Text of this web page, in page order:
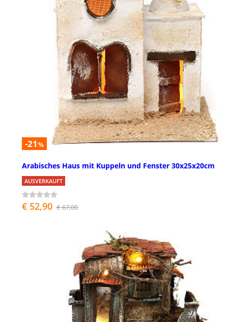
-21 %
Arabisches Haus mit Kuppeln und Fenster 30x25x20cm
AUSVERKAUFT
€ 52,90 € 67,00